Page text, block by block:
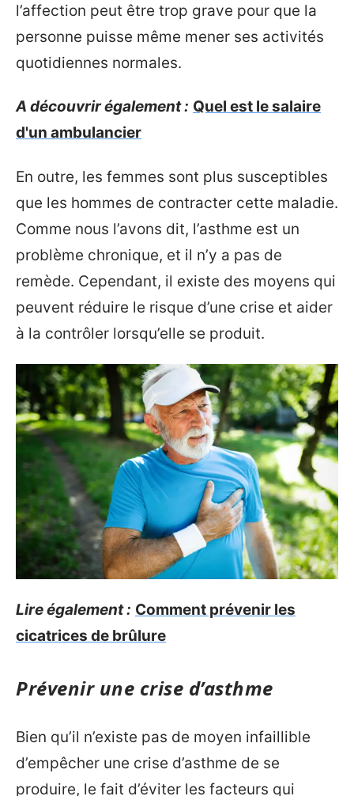
l’affection peut être trop grave pour que la
personne puisse même mener ses activités
quotidiennes normales.
A découvrir également : Quel est le salaire
d'un ambulancier
En outre, les femmes sont plus susceptibles
que les hommes de contracter cette maladie.
Comme nous l’avons dit, l’asthme est un
problème chronique, et il n’y a pas de
remède. Cependant, il existe des moyens qui
peuvent réduire le risque d’une crise et aider
à la contrôler lorsqu’elle se produit.
Lire également : Comment prévenir les
cicatrices de brûlure
Prévenir une crise d’asthme
Bien qu’il n’existe pas de moyen infaillible
d’empêcher une crise d’asthme de se
produire, le fait d’éviter les facteurs qui